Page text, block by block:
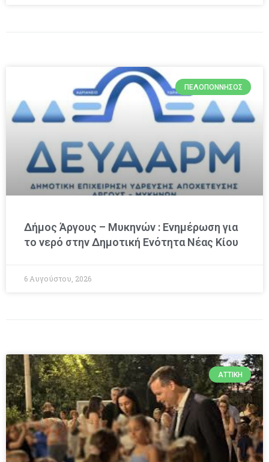
ΠΕΛΟΠΌΝΝΗΣΟΣ
Δήμος Άργους – Μυκηνών : Ενημέρωση για
το νερό στην Δημοτική Ενότητα Νέας Κίου
6 Αυγούστου, 2026
ΑΤΤΙΚΉ